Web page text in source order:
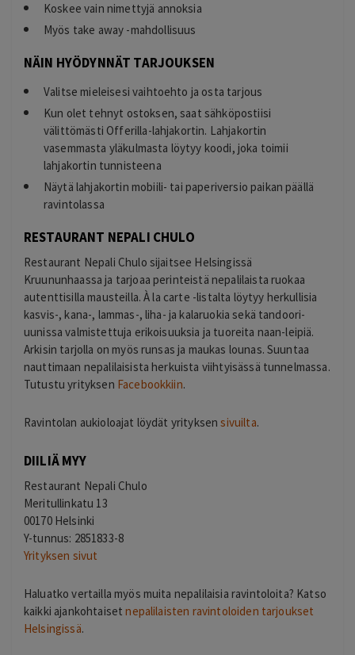
Koskee vain nimettyjä annoksia
Myös take away -mahdollisuus
NÄIN HYÖDYNNÄT TARJOUKSEN
Valitse mieleisesi vaihtoehto ja osta tarjous
Kun olet tehnyt ostoksen, saat sähköpostiisi
välittömästi Offerilla-lahjakortin. Lahjakortin
vasemmasta yläkulmasta löytyy koodi, joka toimii
lahjakortin tunnisteena
Näytä lahjakortin mobiili- tai paperiversio paikan päällä
ravintolassa
RESTAURANT NEPALI CHULO
Restaurant Nepali Chulo sijaitsee Helsingissä
Kruununhaassa ja tarjoaa perinteistä nepalilaista ruokaa
autenttisilla mausteilla. À la carte -listalta löytyy herkullisia
kasvis-, kana-, lammas-, liha- ja kalaruokia sekä tandoori-
uunissa valmistettuja erikoisuuksia ja tuoreita naan-leipiä.
Arkisin tarjolla on myös runsas ja maukas lounas. Suuntaa
nauttimaan nepalilaisista herkuista viihtyisässä tunnelmassa.
Tutustu yrityksen Facebookkiin.
Ravintolan aukioloajat löydät yrityksensivuilta.
DIILIÄ MYY
Restaurant Nepali Chulo
Meritullinkatu 13
00170 Helsinki
Y-tunnus: 2851833-8
Yrityksen sivut
Haluatko vertailla myös muita nepalilaisia ravintoloita? Katso
kaikki ajankohtaisetnepalilaisten ravintoloiden tarjoukset
Helsingissä.